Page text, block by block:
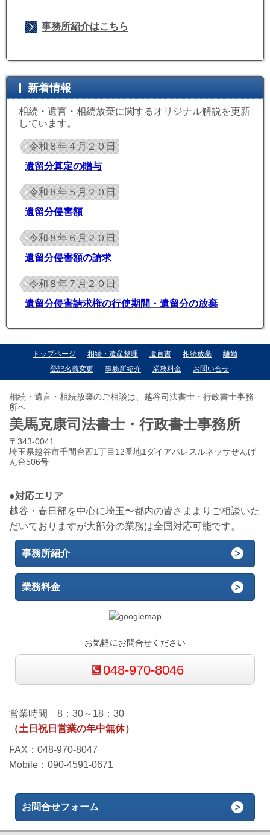
事務所紹介はこちら
新着情報
相続・遺言・相続放棄に関するオリジナル解説を更新
しています。
令和８年４月２０日
遺留分算定の贈与
令和８年５月２０日
遺留分侵害額
令和８年６月２０日
遺留分侵害額の請求
令和８年７月２０日
遺留分侵害請求権の行使期間・遺留分の放棄
トップページ 相続・遺産整理 遺言書 相続放棄
離婚
登記名義変更
事務所紹介 業務料金 お問い合せ
相続・遺言・相続放棄のご相談は、越谷司法書士・行政書士事務
所へ
美馬克康司法書士・行政書士事務所
〒343-0041
埼玉県越谷市千間台西1丁目12番地1ダイアパレスルネッサせんげ
ん台506号
●対応エリア
越谷・春日部を中心に埼玉〜都内の皆さまよりご相談いた
だいておりますが大部分の業務は全国対応可能です。
事務所紹介
業務料金
お気軽にお問合せください
048-970-8046
営業時間 8：30～18：30
（土日祝日営業の年中無休）
FAX：048-970-8047
Mobile：090-4591-0671
お問合せフォーム